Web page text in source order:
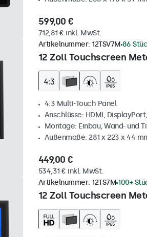
599,00 €
712,81 € inkl. MwSt.
12 Zoll Touchscreen
Artikelnummer: 12TSV7M 86
4:3 Multi-Touch Panel
Anschlüsse: HDMI, DisplayPort,
Montage: Einbau, Wand- und
Außenmaße: 281 x 223 x 44
449,00 €
534,31 € inkl. MwSt.
12 Zoll Touchscreen
Artikelnummer: 12TS7M 100+